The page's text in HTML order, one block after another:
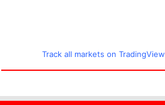
Track all markets on TradingView